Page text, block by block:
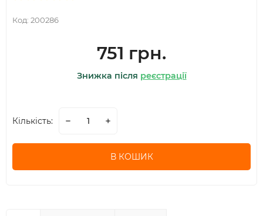
Код: 200286
751 грн.
Знижка після реєстрації
Кількість:
В КОШИК